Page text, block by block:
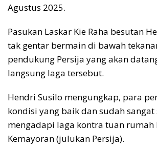
Agustus 2025.
Pasukan Laskar Kie Raha besutan
tak gentar bermain di bawah
pendukung Persija yang akan
langsung laga tersebut.
Hendri Susilo mengungkap, para
kondisi yang baik dan sudah
mengadapi laga kontra tuan rumah
Kemayoran (julukan Persija).